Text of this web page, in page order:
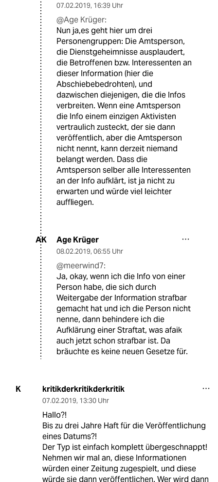
07.02.2019, 16:39 Uhr
@Age Krüger:
Nun ja,es geht hier um drei
Personengruppen: Die Amtsperson,
die Dienstgeheimnisse ausplaudert,
die Betroffenen bzw. Interessenten an
dieser Information (hier die
Abschiebebedrohten), und
dazwischen diejenigen, die die Infos
verbreiten. Wenn eine Amtsperson
die Info einem einzigen Aktivisten
vertraulich zusteckt, der sie dann
veröffentlich, aber die Amtsperson
nicht nennt, kann derzeit niemand
belangt werden. Dass die
Amtsperson selber alle Interessenten
an der Info aufklärt, ist ja nicht zu
erwarten und würde viel leichter
auffliegen.
AK Age Krüger
08.02.2019, 06:55 Uhr
@meerwind7:
Ja, okay, wenn ich die Info von einer
Person habe, die sich durch
Weitergabe der Information strafbar
gemacht hat und ich die Person nicht
nenne, dann behindere ich die
Aufklärung einer Straftat, was afaik
auch jetzt schon strafbar ist. Da
bräuchte es keine neuen Gesetze für.
K kritikderkritikderkritik
07.02.2019, 13:30 Uhr
Hallo?!
Bis zu drei Jahre Haft für die Veröffentlichung
eines Datums?!
Der Typ ist einfach komplett übergeschnappt!
Nehmen wir mal an, diese Informationen
würden einer Zeitung zugespielt, und diese
würde sie dann veröffentlichen. Wer wird dann